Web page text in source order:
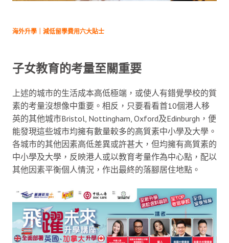
海外升學｜減低留學費用六大貼士
子女教育的考量至關重要
上述的城市的生活成本高低極端，或使人有錯覺學校的質
素的考量沒想像中重要。相反，只要看看首10個港人移
英的其他城市Bristol, Nottingham, Oxford及Edinburgh，便
能發現這些城市均擁有數量較多的高質素中小學及大學。
各城市的其他因素高低差異或許甚大，但均擁有高質素的
中小學及大學，反映港人或以教育考量作為中心點，配以
其他因素平衡個人情況，作出最終的落腳居住地點。